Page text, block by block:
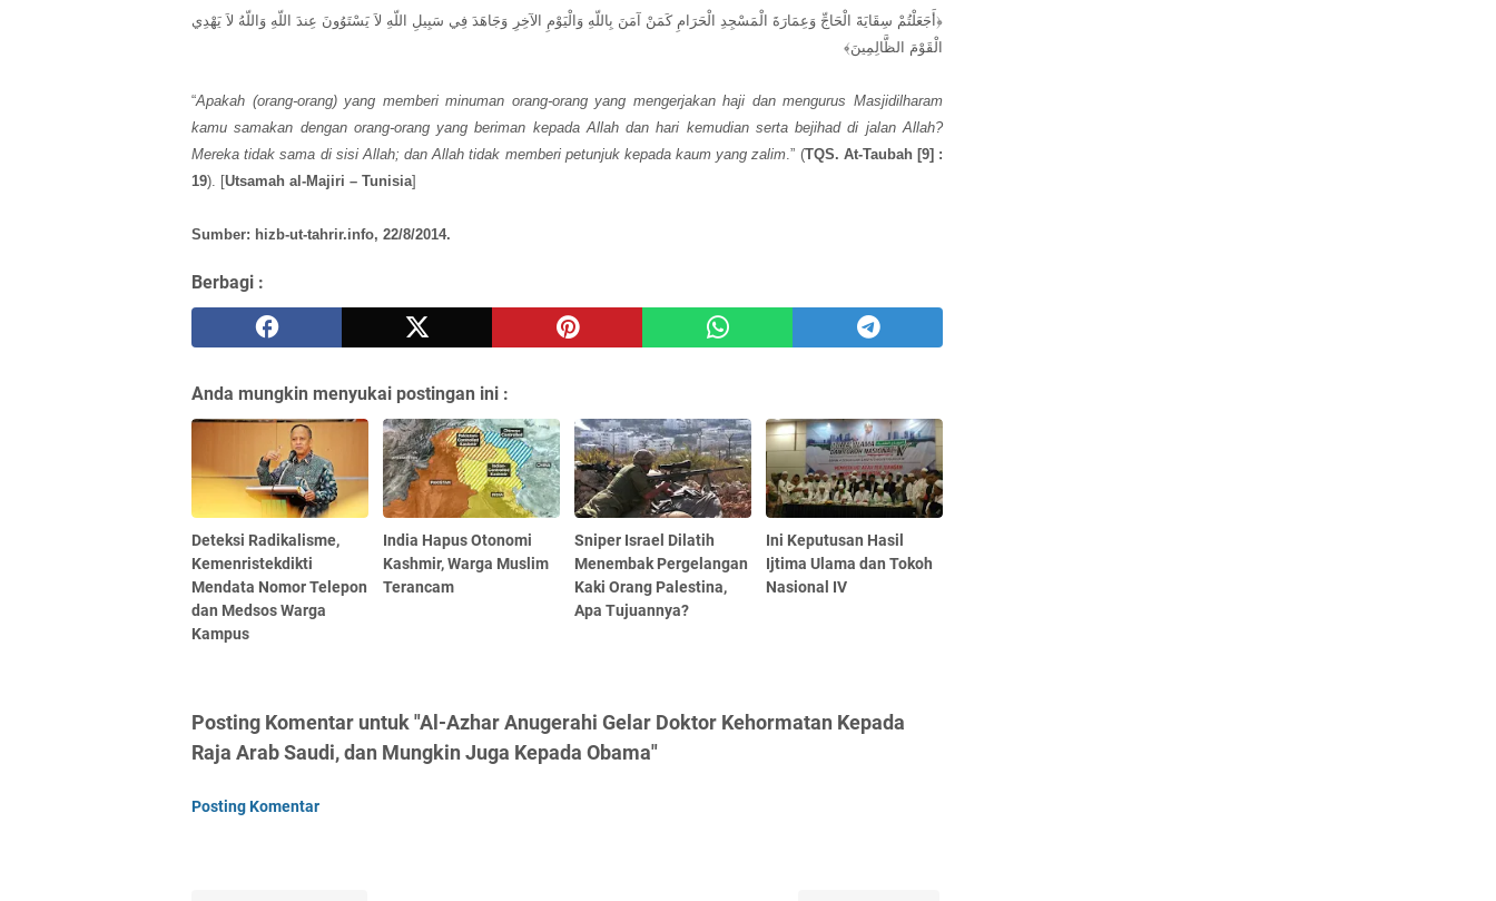
﴿أَجَعَلْتُمْ سِقَايَةَ الْحَاجِّ وَعِمَارَةَ الْمَسْجِدِ الْحَرَامِ كَمَنْ آمَنَ بِاللّهِ وَالْيَوْمِ الآخِرِ وَجَاهَدَ فِي سَبِيلِ اللّهِ لاَ يَسْتَوُونَ عِندَ اللّهِ وَاللّهُ لاَ يَهْدِي
الْقَوْمَ الظَّالِمِينَ﴾
“Apakah (orang-orang) yang memberi minuman orang-orang yang mengerjakan haji dan mengurus Masjidilharam
kamu samakan dengan orang-orang yang beriman kepada Allah dan hari kemudian serta bejihad di jalan Allah?
Mereka tidak sama di sisi Allah; dan Allah tidak memberi petunjuk kepada kaum yang zalim .” (TQS. At-Taubah [9] :
19). [Utsamah al-Majiri – Tunisia]
Sumber: hizb-ut-tahrir.info, 22/8/2014.
Berbagi :
Anda mungkin menyukai postingan ini :
Deteksi Radikalisme,
Kemenristekdikti
Mendata Nomor Telepon
dan Medsos Warga
Kampus
India Hapus Otonomi
Kashmir, Warga Muslim
Terancam
Sniper Israel Dilatih
Menembak Pergelangan
Kaki Orang Palestina,
Apa Tujuannya?
Ini Keputusan Hasil
Ijtima Ulama dan Tokoh
Nasional IV
Posting Komentar untuk "Al-Azhar Anugerahi Gelar Doktor Kehormatan Kepada
Raja Arab Saudi, dan Mungkin Juga Kepada Obama"
Posting Komentar